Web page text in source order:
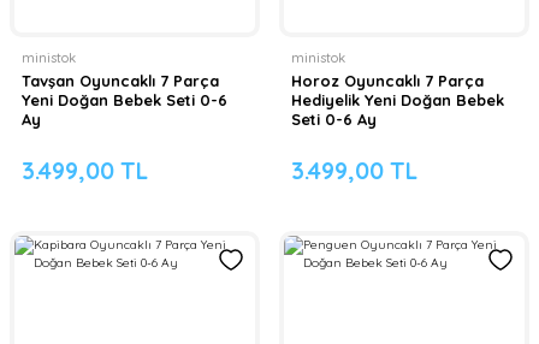
ministok
Tavşan Oyuncaklı 7 Parça
Yeni Doğan Bebek Seti 0-6
Ay
3.499,00 TL
ministok
Horoz Oyuncaklı 7 Parça
Hediyelik Yeni Doğan Bebek
Seti 0-6 Ay
3.499,00 TL